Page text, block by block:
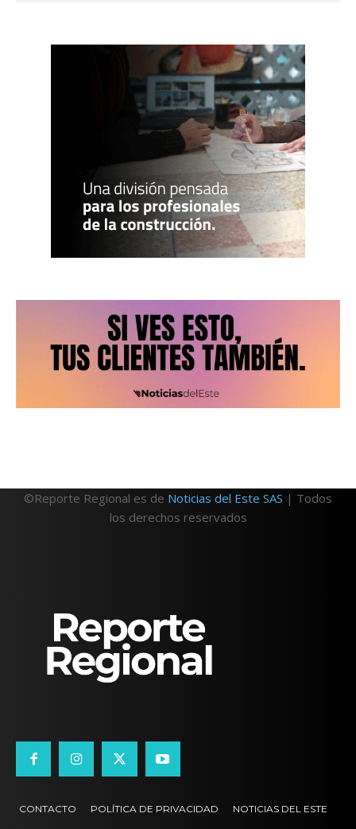
©Reporte Regional es de Noticias del Este SAS | Todos
los derechos reservados
CONTACTO POLÍTICA DE PRIVACIDAD NOTICIAS DEL ESTE